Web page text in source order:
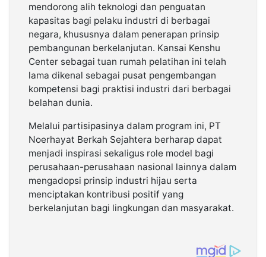
mendorong alih teknologi dan penguatan
kapasitas bagi pelaku industri di berbagai
negara, khususnya dalam penerapan prinsip
pembangunan berkelanjutan. Kansai Kenshu
Center sebagai tuan rumah pelatihan ini telah
lama dikenal sebagai pusat pengembangan
kompetensi bagi praktisi industri dari berbagai
belahan dunia.
Melalui partisipasinya dalam program ini, PT
Noerhayat Berkah Sejahtera berharap dapat
menjadi inspirasi sekaligus role model bagi
perusahaan-perusahaan nasional lainnya dalam
mengadopsi prinsip industri hijau serta
menciptakan kontribusi positif yang
berkelanjutan bagi lingkungan dan masyarakat.